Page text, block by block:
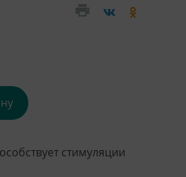
стимуляции